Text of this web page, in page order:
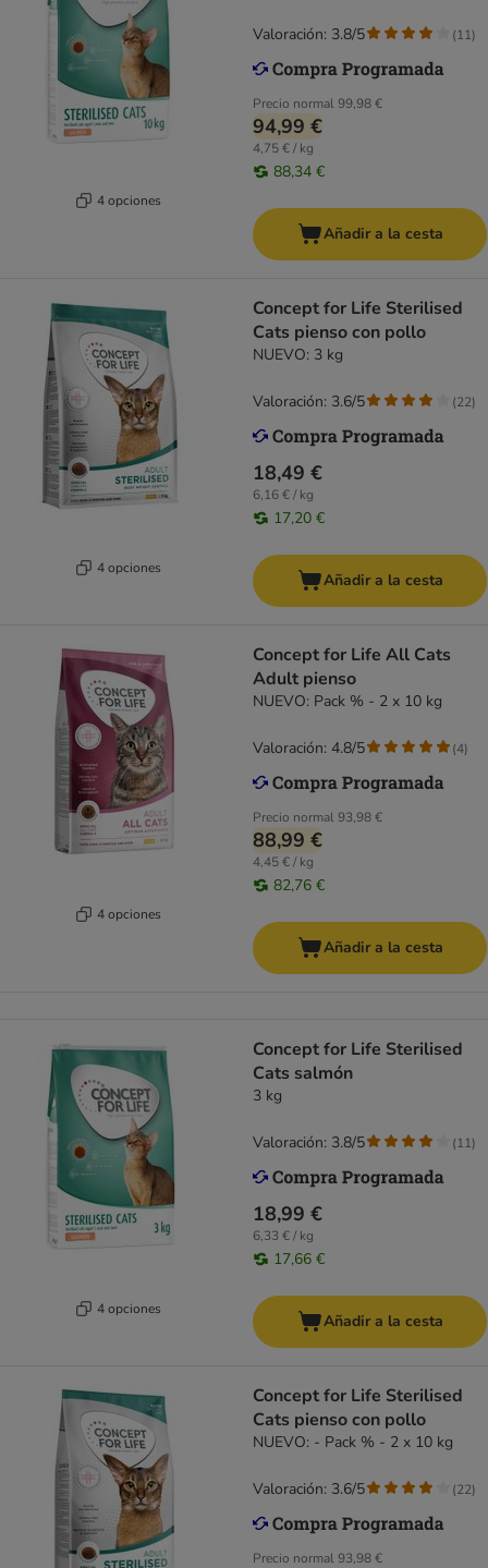
4 opciones
Precio normal99,98 €
94,99 €
4,75 € / kg
88,34 €
Valoración: 3.8/5 (11)
Añadir a la cesta
4 opciones
Concept for Life Sterilised
Cats pienso con pollo
NUEVO: 3 kg
18,49 €
6,16 € / kg
17,20 €
Valoración: 3.6/5 (22)
Añadir a la cesta
4 opciones
Concept for Life All Cats
Adult pienso
NUEVO: Pack % - 2 x 10 kg
Precio normal93,98 €
88,99 €
4,45 € / kg
82,76 €
Valoración: 4.8/5 (4)
Añadir a la cesta
4 opciones
Concept for Life Sterilised
Cats salmón
3 kg
18,99 €
6,33 € / kg
17,66 €
Valoración: 3.8/5 (11)
Añadir a la cesta
Concept for Life Sterilised
Cats pienso con pollo
NUEVO: - Pack % - 2 x 10 kg
Precio normal93,98 €
Valoración: 3.6/5 (22)